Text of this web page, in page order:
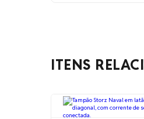
ITENS